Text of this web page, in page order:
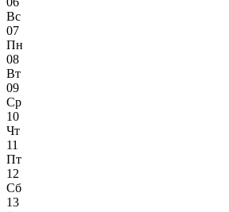
Вс
07
Пн
08
Вт
09
Ср
10
Чт
11
Пт
12
Сб
13